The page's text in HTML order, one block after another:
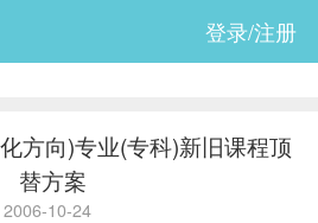
登录/注册
方向)专业(专科)新旧课程顶
替方案
2006-10-24